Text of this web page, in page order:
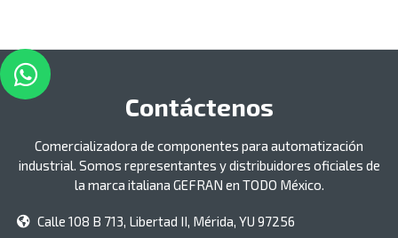
Contáctenos
Comercializadora de componentes para automatización
industrial. Somos representantes y distribuidores oficiales de
la marca italiana GEFRAN en TODO México.
Calle 108 B 713, Libertad II, Mérida, YU 97256